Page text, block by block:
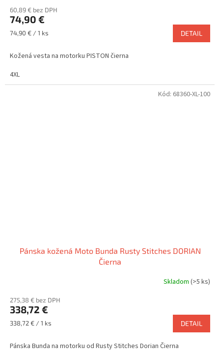
60,89 € bez DPH
74,90 €
Jednotková
74,90 € / 1 ks DETAIL
Kožená vesta na motorku PISTON čierna
4XL
Pánska kožená Moto Bunda Rusty Stitches DORIAN
Čierna
Skladom (>5 ks)
275,38 € bez DPH
338,72 €
Jednotková
338,72 € / 1 ks DETAIL
Pánska Bunda na motorku od Rusty Stitches Dorian Čierna
Kód: 68360-XL-100